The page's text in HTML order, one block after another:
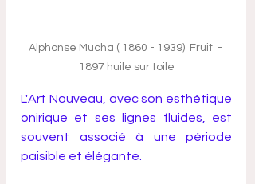
Alphonse Mucha ( 1860 - 1939)  Fruit  -
1897 huile sur toile
L'Art Nouveau, avec son esthétique
onirique et ses lignes fluides, est
souvent associé à une période
paisible et élégante.